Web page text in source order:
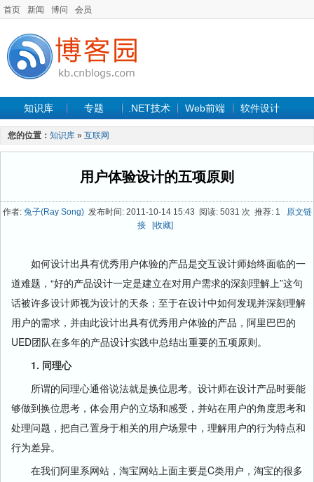
首页 新闻 博问 会员
知识库 专题 .NET技术 Web前端 软件设计
手机开发 软件工程
最新文章
您的位置： 知识库 » 互联网
用户体验设计的五项原则
作者: 兔子(Ray Song)发布时间: 2011-10-14 15:43 阅读: 5031 次 推荐: 1
原文链
接
[收藏]
如何设计出具有优秀用户体验的产品是交互设计师始终面临的一
道难题，“好的产品设计一定是建立在对用户需求的深刻理解上”这句
话被许多设计师视为设计的天条；至于在设计中如何发现并深刻理解
用户的需求，并由此设计出具有优秀用户体验的产品，阿里巴巴的
UED团队在多年的产品设计实践中总结出重要的五项原则。
1. 同理心
所谓的同理心通俗说法就是换位思考。设计师在设计产品时要能
够做到换位思考，体会用户的立场和感受，并站在用户的角度思考和
处理问题，把自己置身于相关的用户场景中，理解用户的行为特点和
行为差异。
在我们阿里系网站，淘宝网站上面主要是C类用户，淘宝的很多